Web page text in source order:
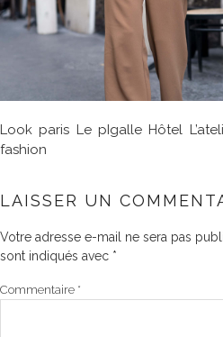
Look paris Le pIgalle Hôtel
fashion
LAISSER UN
Votre adresse e-mail ne sera pas
sont indiqués avec *
Commentaire *